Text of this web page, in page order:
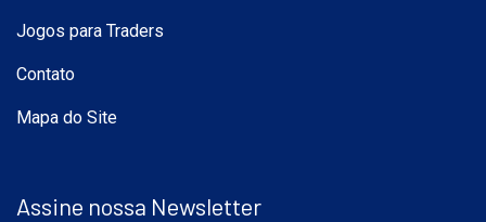
Jogos para Traders
Contato
Mapa do Site
Assine nossa Newsletter